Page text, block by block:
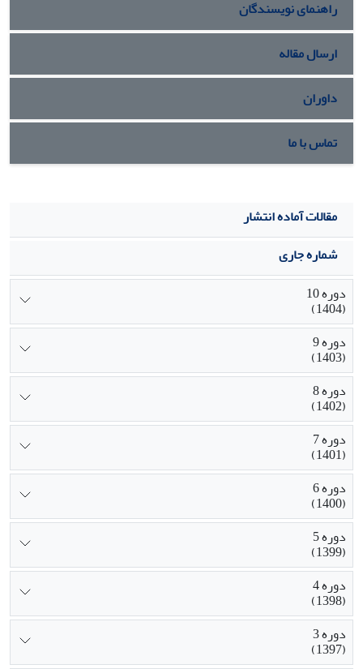
راهنمای نویسندگان
ارسال مقاله
داوران
تماس با ما
مقالات آماده انتشار
شماره جاری
دوره 10
(1404)
دوره 9
(1403)
دوره 8
(1402)
دوره 7
(1401)
دوره 6
(1400)
دوره 5
(1399)
دوره 4
(1398)
دوره 3
(1397)